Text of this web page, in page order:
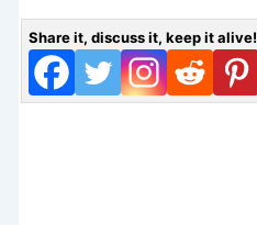
Share it, discuss it, keep it alive!